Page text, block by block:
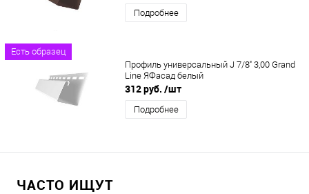
Подробнее
Есть образец
Профиль универсальный J 7/8'' 3,00 Grand
Line ЯФасад белый
312 руб. /шт
Подробнее
ЧАСТО ИЩУТ